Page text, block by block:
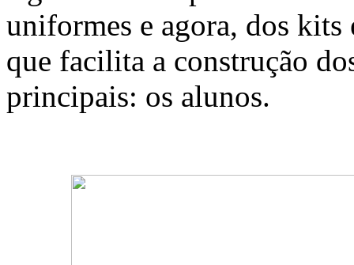
uniformes e agora, dos kits
que facilita a construção
principais: os alunos.